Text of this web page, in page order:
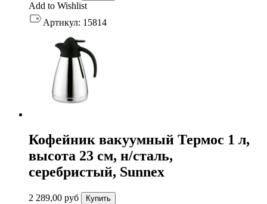
Add to Wishlist
Артикул: 15814
Кофейник вакуумный Термос 1 л,
высота 23 см, н/сталь,
серебристый, Sunnex
2 289,00 руб Купить